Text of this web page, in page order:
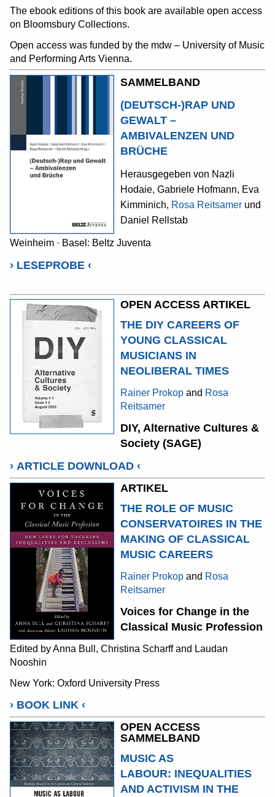
The ebook editions of this book are available open access
on Bloomsbury Collections.
Open access was funded by the mdw – University of Music
and Performing Arts Vienna.
SAMMELBAND
(DEUTSCH-)RAP UND
GEWALT –
AMBIVALENZEN UND
BRÜCHE
Herausgegeben von Nazli
Hodaie, Gabriele Hofmann, Eva
Kimminich, Rosa Reitsamer und
Daniel Rellstab
Weinheim · Basel: Beltz Juventa
› LESEPROBE ‹
OPEN ACCESS ARTIKEL
THE DIY CAREERS OF
YOUNG CLASSICAL
MUSICIANS IN
NEOLIBERAL TIMES
Rainer Prokop and Rosa
Reitsamer
DIY, Alternative Cultures &
Society (SAGE)
› ARTICLE DOWNLOAD ‹
ARTIKEL
THE ROLE OF MUSIC
CONSERVATOIRES IN THE
MAKING OF CLASSICAL
MUSIC CAREERS
Rainer Prokop and Rosa
Reitsamer
Voices for Change in the
Classical Music Profession
Edited by Anna Bull, Christina Scharff and Laudan
Nooshin
New York: Oxford University Press
› BOOK LINK ‹
OPEN ACCESS
SAMMELBAND
MUSIC AS
LABOUR: INEQUALITIES
AND ACTIVISM IN THE